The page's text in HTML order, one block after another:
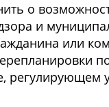
о
и
или
регулирующем